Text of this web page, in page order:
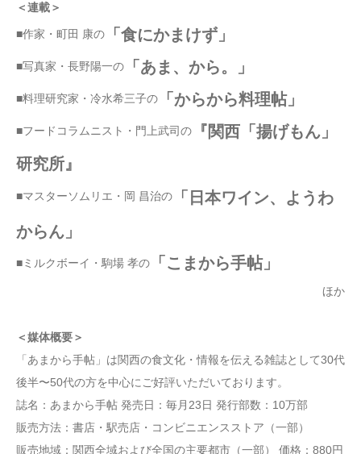
＜連載＞
■作家・町田 康の 「食にかまけず」
■写真家・長野陽一の 「あま、から。」
■料理研究家・冷水希三子の 「からから料理帖」
■フードコラムニスト・門上武司の
『関西「揚げもん」
研究所』
■マスターソムリエ・岡 昌治の
「日本ワイン、ようわ
からん」
■ミルクボーイ・駒場 孝の 「こまから手帖」
ほか
＜媒体概要＞
「あまから手帖」は関西の食文化・情報を伝える雑誌として30代
後半〜50代の方を中心にご好評いただいております。
誌名：あまから手帖 発売日：毎月23日 発行部数：10万部
販売方法：書店・駅売店・コンビニエンスストア（一部）
販売地域：関西全域および全国の主要都市（一部） 価格：880円